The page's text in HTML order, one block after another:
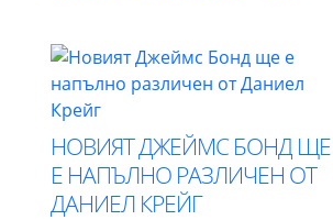
НОВИЯТ ДЖЕЙМС БОНД ЩЕ
Е НАПЪЛНО РАЗЛИЧЕН ОТ
ДАНИЕЛ КРЕЙГ